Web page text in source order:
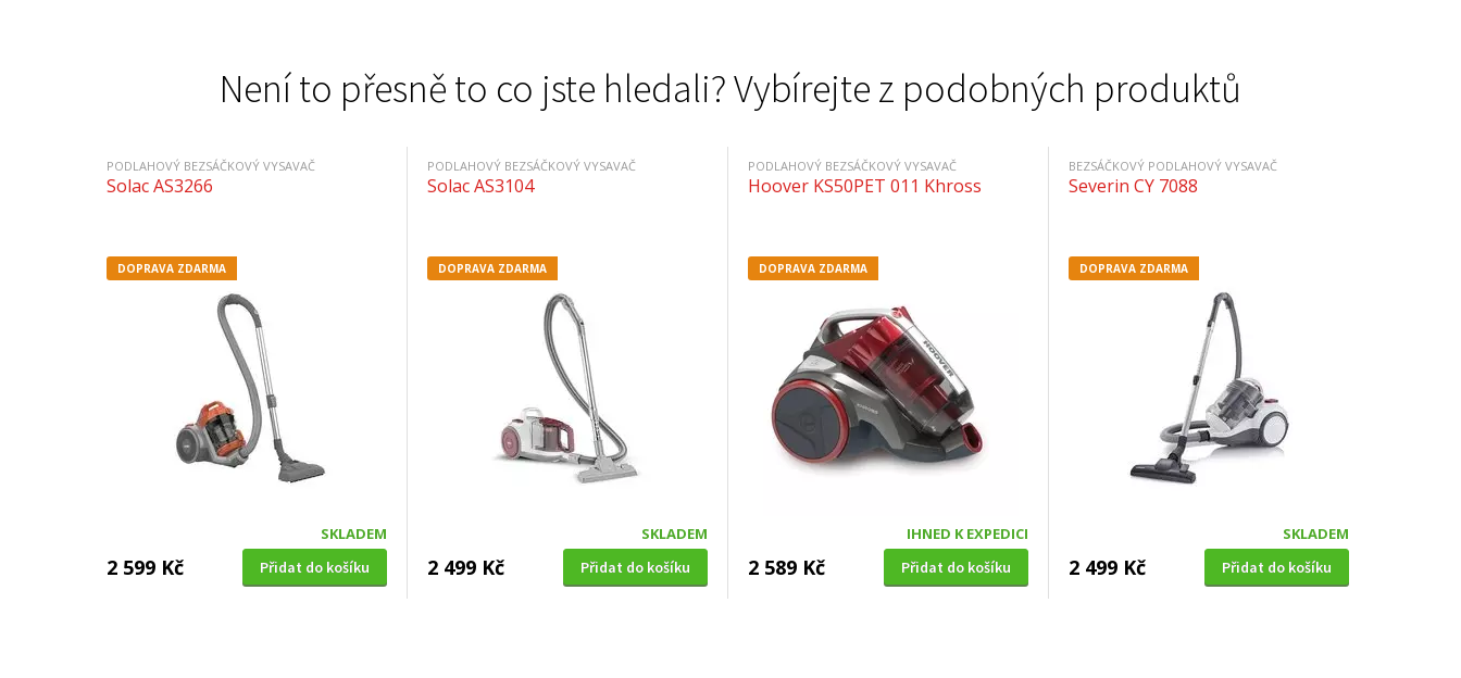
Není to přesně to co jste hledali? Vybírejte z podobných produktů
PODLAHOVÝ BEZSÁČKOVÝ VYSAVAČ
Solac AS3266
DOPRAVA ZDARMA
SKLADEM
2 599 Kč Přidat do košíku
PODLAHOVÝ BEZSÁČKOVÝ VYSAVAČ
Solac AS3104
DOPRAVA ZDARMA
SKLADEM
2 499 Kč Přidat do košíku
PODLAHOVÝ BEZSÁČKOVÝ VYSAVAČ
Hoover KS50PET 011 Khross
DOPRAVA ZDARMA
IHNED K EXPEDICI
2 589 Kč Přidat do košíku
BEZSÁČKOVÝ PODLAHOVÝ VYSAVAČ
Severin CY 7088
DOPRAVA ZDARMA
SKLADEM
2 499 Kč Přidat do košíku